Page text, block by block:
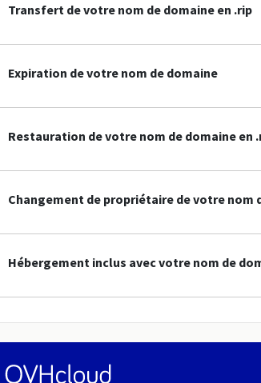
Transfert de votre nom de domaine en .rip
Expiration de votre nom de domaine
Restauration de votre nom de domaine en
Changement de propriétaire de votre nom
Hébergement inclus avec votre nom de